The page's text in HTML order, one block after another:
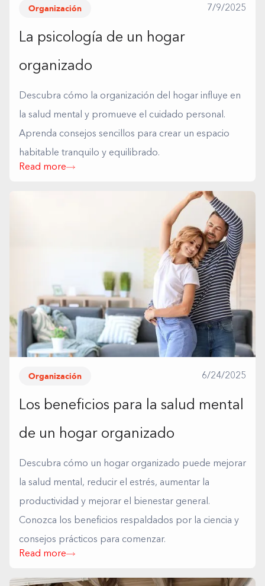
Organización 7/9/2025
La psicología de un hogar
organizado
Descubra cómo la organización del hogar influye en
la salud mental y promueve el cuidado personal.
Aprenda consejos sencillos para crear un espacio
habitable tranquilo y equilibrado.
Read more
Organización 6/24/2025
Los beneficios para la salud mental
de un hogar organizado
Descubra cómo un hogar organizado puede mejorar
la salud mental, reducir el estrés, aumentar la
productividad y mejorar el bienestar general.
Conozca los beneficios respaldados por la ciencia y
consejos prácticos para comenzar.
Read more